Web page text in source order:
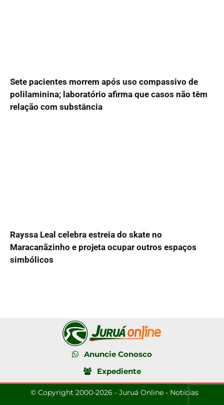
Sete pacientes morrem após uso compassivo de
polilaminina; laboratório afirma que casos não têm
relação com substância
Rayssa Leal celebra estreia do skate no
Maracanãzinho e projeta ocupar outros espaços
simbólicos
Anuncie Conosco
Expediente
© Copyright 2000-2026 - Juruá Online - Notícias